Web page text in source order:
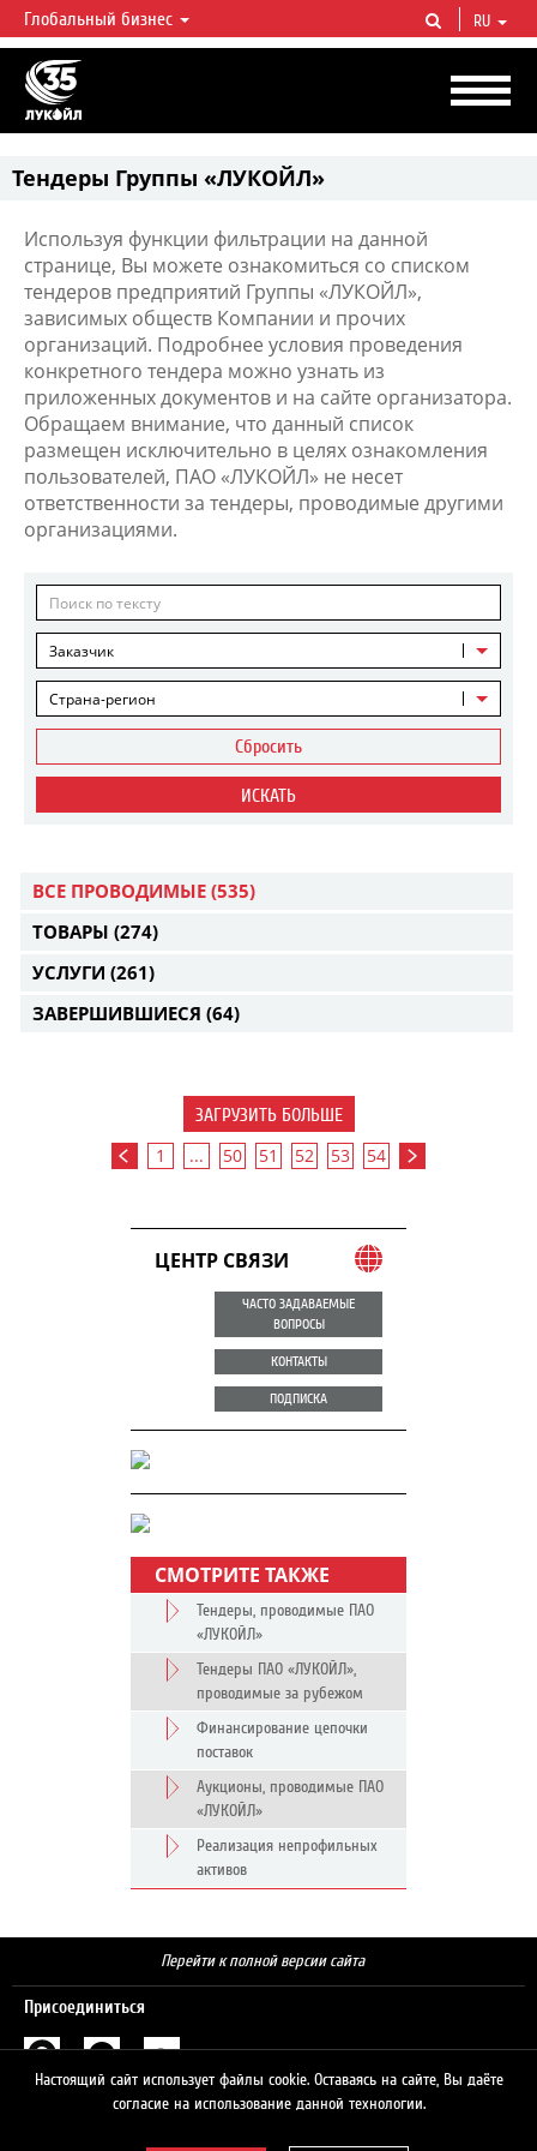
ЛУКОЙЛ СЕГОДНЯ
ЛУКОЙЛ — одна из крупнейших вертикально интегрированных
нефтегазовых компаний в мире, на долю которой приходится более 2%
мировой добычи нефти и около 1% доказанных запасов углеводородов.
Глобальный бизнес RU
Тендеры Группы «ЛУКОЙЛ»
Используя функции фильтрации на данной
странице, Вы можете ознакомиться со списком
тендеров предприятий Группы «ЛУКОЙЛ»,
зависимых обществ Компании и прочих
организаций. Подробнее условия проведения
конкретного тендера можно узнать из
приложенных документов и на сайте организатора.
Обращаем внимание, что данный список
размещен исключительно в целях ознакомления
пользователей, ПАО «ЛУКОЙЛ» не несет
ответственности за тендеры, проводимые другими
организациями.
Заказчик
Страна-регион
Сбросить
ИСКАТЬ
ВСЕ ПРОВОДИМЫЕ (535)
ТОВАРЫ (274)
УСЛУГИ (261)
ЗАВЕРШИВШИЕСЯ (64)
ЗАГРУЗИТЬ БОЛЬШЕ
1 ... 50 51 52 53 54
ЦЕНТР СВЯЗИ
ЧАСТО ЗАДАВАЕМЫЕ
ВОПРОСЫ
КОНТАКТЫ
ПОДПИСКА
СМОТРИТЕ ТАКЖЕ
Тендеры, проводимые ПАО
«ЛУКОЙЛ»
Тендеры ПАО «ЛУКОЙЛ»,
проводимые за рубежом
Финансирование цепочки
поставок
Аукционы, проводимые ПАО
«ЛУКОЙЛ»
Реализация непрофильных
активов
Перейти к полной версии сайта
Присоединиться
Настоящий сайт использует файлы cookie. Оставаясь на сайте, Вы даёте
согласие на использование данной технологии.